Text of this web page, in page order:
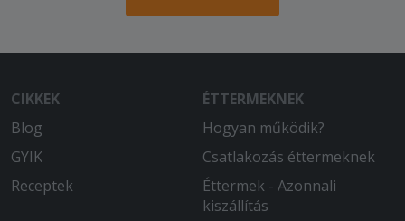
CIKKEK
Blog
GYIK
Receptek
ÉTTERMEKNEK
Hogyan működik?
Csatlakozás éttermeknek
Éttermek - Azonnali
kiszállítás